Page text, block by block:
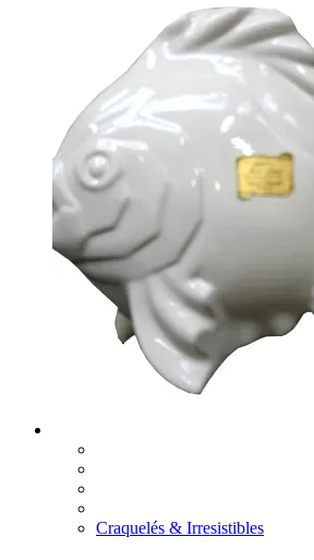
Craquelés & Irresistibles